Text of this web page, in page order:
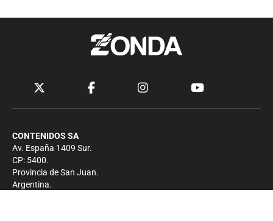
CONTENIDOS SA
Av. España 1409 Sur.
CP: 5400.
Provincia de San Juan.
Argentina.